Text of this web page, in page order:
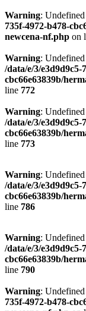
Warning:
735f-4972-b478-
newcena-nf.php on
Warning:
/data/e/3/e3d9d9c5-
cbc66e63839b/
line 772
Warning:
/data/e/3/e3d9d9c5-
cbc66e63839b/
line 773
Warning:
/data/e/3/e3d9d9c5-
cbc66e63839b/
line 786
Warning:
/data/e/3/e3d9d9c5-
cbc66e63839b/
line 790
Warning:
735f-4972-b478-